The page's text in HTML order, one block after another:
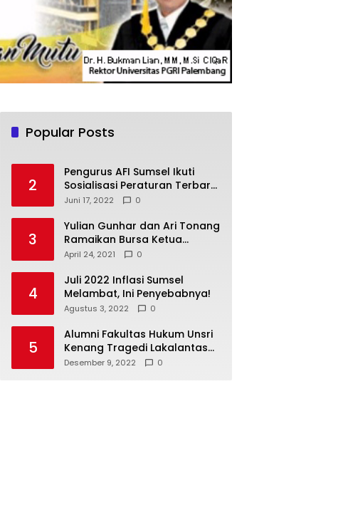
Popular Posts
2
Pengurus AFI Sumsel Ikuti
Sosialisasi Peraturan Terbaru
Federasi Floorball
Juni 17, 2022 0
3
Yulian Gunhar dan Ari Tonang
Ramaikan Bursa Ketua
Percasi Sumsel
April 24, 2021 0
4
Juli 2022 Inflasi Sumsel
Melambat, Ini Penyebabnya!
Agustus 3, 2022 0
5
Alumni Fakultas Hukum Unsri
Kenang Tragedi Lakalantas
28 Tahun Silam
Desember 9, 2022 0